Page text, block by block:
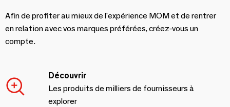
Afin de profiter au mieux de l'expérience MOM et de rentrer
en relation avec vos marques préférées, créez-vous un
compte.
Découvrir
Les produits de milliers de fournisseurs à
explorer